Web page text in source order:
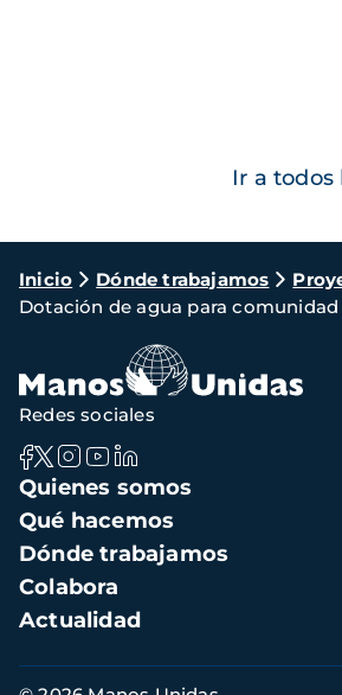
Ir a todos
Ruta
de
navegación
Inicio Dónde trabajamos
Dotación de agua para comunidad
Navegación
principal
Quienes somos
Qué hacemos
Dónde trabajamos
Colabora
Actualidad
Redes sociales